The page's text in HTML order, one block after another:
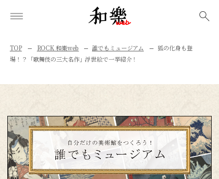
TOP ROCK 和樂web 誰でもミュージアム
狐の化身も登
場！？「歌舞伎の三大名作」浮世絵で一挙紹介！